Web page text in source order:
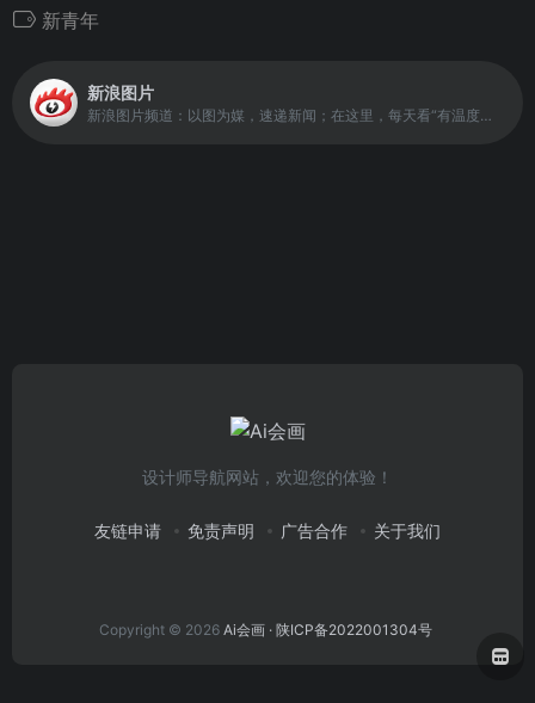
新青年
新浪图片
新浪图片频道：以图为媒，速递新闻；在这里，每天看“有温度的视觉”。频道致力于成为中国报道摄影师成长平台。以影像记录中国，发掘历史，感知世界。品牌栏目有《看见》、《记忆》、《新青年》专栏等，其一年一度的“拍照吧少年”摄影工坊，为互联网首创。
设计师导航网站，欢迎您的体验！
友链申请 免责声明 广告合作 关于我们
Copyright © 2026 Ai会画 · 陕ICP备2022001304号